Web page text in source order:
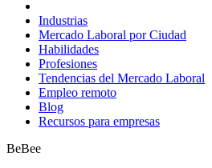
Industrias
Mercado Laboral por Ciudad
Habilidades
Profesiones
Tendencias del Mercado Laboral
Empleo remoto
Blog
Recursos para empresas
BeBee